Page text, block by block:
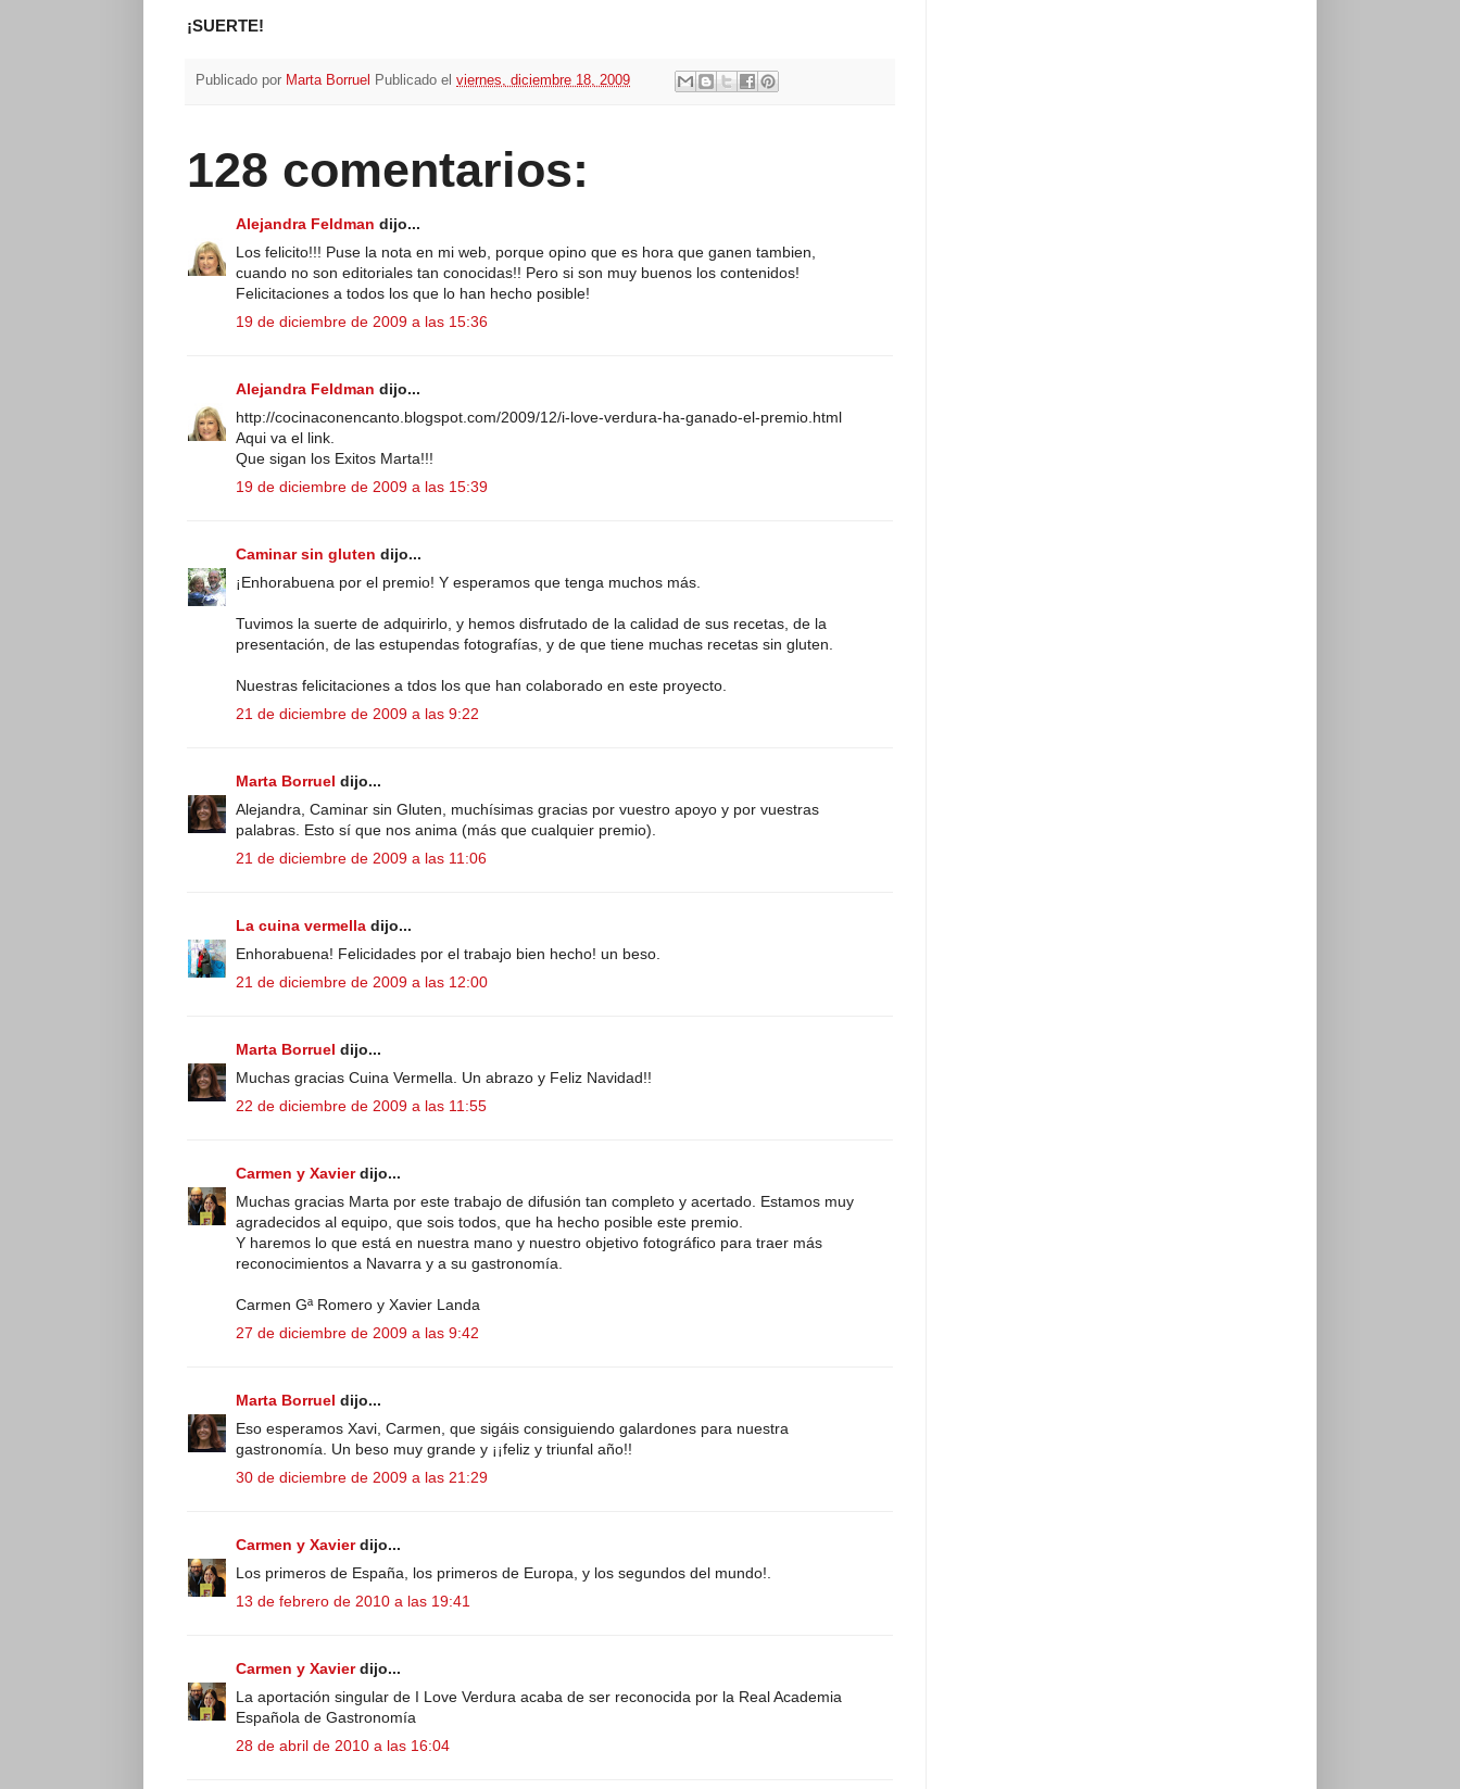
¡SUERTE!
Publicado por Marta Borruel Publicado el viernes, diciembre 18, 2009
128 comentarios:
Alejandra Feldman dijo...
Los felicito!!! Puse la nota en mi web, porque opino que es hora que ganen tambien,
cuando no son editoriales tan conocidas!! Pero si son muy buenos los contenidos!
Felicitaciones a todos los que lo han hecho posible!
19 de diciembre de 2009 a las 15:36
Alejandra Feldman dijo...
http://cocinaconencanto.blogspot.com/2009/12/i-love-verdura-ha-ganado-el-premio.html
Aqui va el link.
Que sigan los Exitos Marta!!!
19 de diciembre de 2009 a las 15:39
Caminar sin gluten dijo...
¡Enhorabuena por el premio! Y esperamos que tenga muchos más.
Tuvimos la suerte de adquirirlo, y hemos disfrutado de la calidad de sus recetas, de la
presentación, de las estupendas fotografías, y de que tiene muchas recetas sin gluten.
Nuestras felicitaciones a tdos los que han colaborado en este proyecto.
21 de diciembre de 2009 a las 9:22
Marta Borruel dijo...
Alejandra, Caminar sin Gluten, muchísimas gracias por vuestro apoyo y por vuestras
palabras. Esto sí que nos anima (más que cualquier premio).
21 de diciembre de 2009 a las 11:06
La cuina vermella dijo...
Enhorabuena! Felicidades por el trabajo bien hecho! un beso.
21 de diciembre de 2009 a las 12:00
Marta Borruel dijo...
Muchas gracias Cuina Vermella. Un abrazo y Feliz Navidad!!
22 de diciembre de 2009 a las 11:55
Carmen y Xavierdijo...
Muchas gracias Marta por este trabajo de difusión tan completo y acertado. Estamos muy
agradecidos al equipo, que sois todos, que ha hecho posible este premio.
Y haremos lo que está en nuestra mano y nuestro objetivo fotográfico para traer más
reconocimientos a Navarra y a su gastronomía.
Carmen Gª Romero y Xavier Landa
27 de diciembre de 2009 a las 9:42
Marta Borruel dijo...
Eso esperamos Xavi, Carmen, que sigáis consiguiendo galardones para nuestra
gastronomía. Un beso muy grande y ¡¡feliz y triunfal año!!
30 de diciembre de 2009 a las 21:29
Carmen y Xavierdijo...
Los primeros de España, los primeros de Europa, y los segundos del mundo!.
13 de febrero de 2010 a las 19:41
Carmen y Xavierdijo...
La aportación singular de I Love Verdura acaba de ser reconocida por la Real Academia
Española de Gastronomía
28 de abril de 2010 a las 16:04